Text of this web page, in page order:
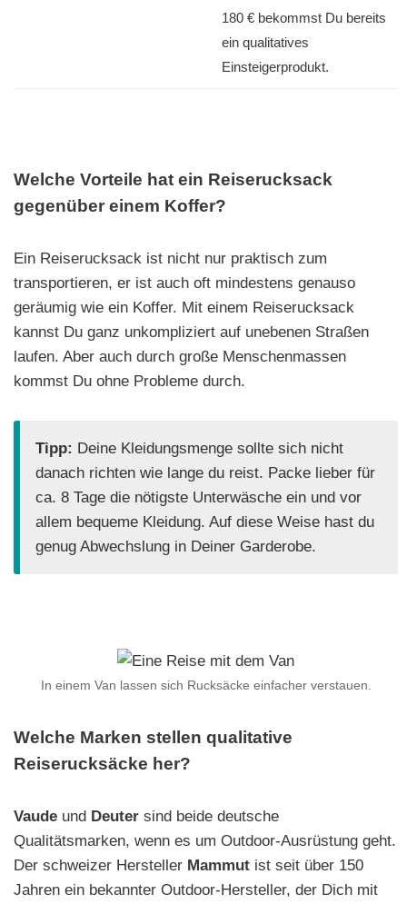
180 € bekommst Du bereits
ein qualitatives
Einsteigerprodukt.
Welche Vorteile hat ein Reiserucksack
gegenüber einem Koffer?
Ein Reiserucksack ist nicht nur praktisch zum
transportieren, er ist auch oft mindestens genauso
geräumig wie ein Koffer. Mit einem Reiserucksack
kannst Du ganz unkompliziert auf unebenen Straßen
laufen. Aber auch durch große Menschenmassen
kommst Du ohne Probleme durch.
Tipp: Deine Kleidungsmenge sollte sich nicht
danach richten wie lange du reist. Packe lieber für
ca. 8 Tage die nötigste Unterwäsche ein und vor
allem bequeme Kleidung. Auf diese Weise hast du
genug Abwechslung in Deiner Garderobe.
In einem Van lassen sich Rucksäcke einfacher verstauen.
Welche Marken stellen qualitative
Reiserucksäcke her?
Vaude und Deuter sind beide deutsche
Qualitätsmarken, wenn es um Outdoor-Ausrüstung geht.
Der schweizer Hersteller Mammut ist seit über 150
Jahren ein bekannter Outdoor-Hersteller, der Dich mit